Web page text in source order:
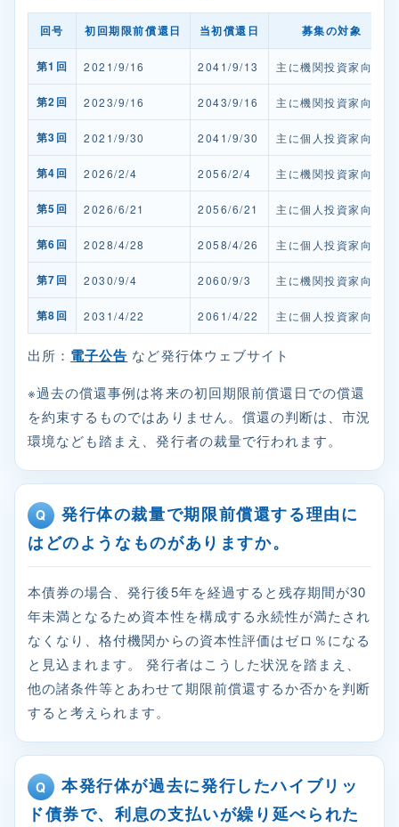
回号 初回期限前償還日 当初償還日 募集の対象
第1回 2021/9/16 2041/9/13 主に機関投資家向け
第2回 2023/9/16 2043/9/16 主に機関投資家向け
第3回 2021/9/30 2041/9/30 主に個人投資家向け
第4回 2026/2/4 2056/2/4 主に機関投資家向け
第5回 2026/6/21 2056/6/21 主に個人投資家向け
第6回 2028/4/28 2058/4/26 主に個人投資家向け
第7回 2030/9/4 2060/9/3 主に機関投資家向け
第8回 2031/4/22 2061/4/22 主に個人投資家向け
出所： 電子公告 など発行体ウェブサイト
※過去の償還事例は将来の初回期限前償還日での償還
を約束するものではありません。償還の判断は、市況
環境なども踏まえ、発行者の裁量で行われます。
発行体の裁量で期限前償還する理由に
はどのようなものがありますか。
本債券の場合、発行後5年を経過すると残存期間が30
年未満となるため資本性を構成する永続性が満たされ
なくなり、格付機関からの資本性評価はゼロ％になる
と見込まれます。 発行者はこうした状況を踏まえ、
他の諸条件等とあわせて期限前償還するか否かを判断
すると考えられます。
本発行体が過去に発行したハイブリッ
ド債券で、利息の支払いが繰り延べられた